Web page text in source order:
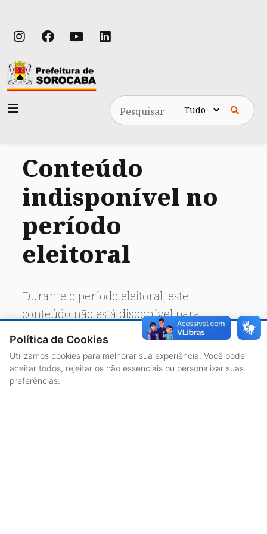
Pesquisa
Conteúdo
indisponível no
período
eleitoral
Durante o período eleitoral, este
conteúdo não está disponível para
acesso público.
Política de Cookies
Utilizamos cookies para melhorar sua experiência. Você pode
aceitar todos, rejeitar os não essenciais ou personalizar suas
preferências.